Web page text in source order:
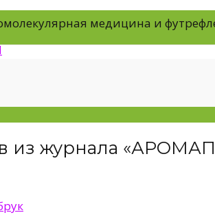
медицина и
из журнала